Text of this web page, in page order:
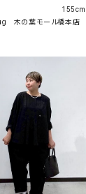
木の葉モール橋本店
155cm